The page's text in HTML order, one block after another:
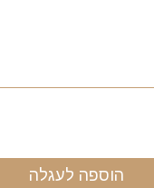
הוספה לעגלה